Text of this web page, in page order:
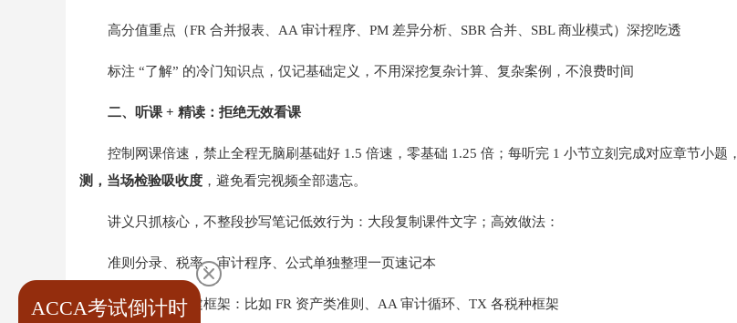
高分值重点（FR 合并报表、AA 审计程序、PM 差异分析、SBR 合并、SBL 商业模式）深挖吃透
标注 “了解” 的冷门知识点，仅记基础定义，不用深挖复杂计算、复杂案例，不浪费时间
二、听课 + 精读：拒绝无效看课
控制网课倍速，禁止全程无脑刷基础好 1.5 倍速，零基础 1.25 倍；每听完 1 小节立刻完成对应章节小题，
测，当场检验吸收度 ，避免看完视频全部遗忘。
讲义只抓核心，不整段抄写笔记低效行为：大段复制课件文字；高效做法：
准则分录、税率、审计程序、公式单独整理一页速记本
用思维导图搭建框架：比如 FR 资产类准则、AA 审计循环、TX 各税种框架
ACCA考试倒计时